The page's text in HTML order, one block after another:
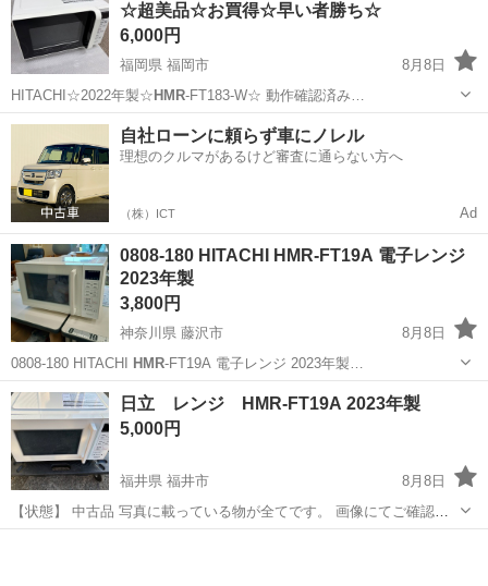
☆超美品☆お買得☆早い者勝ち☆
6,000円
福岡県 福岡市
8月8日
HITACHI☆2022年製☆ HMR -FT183-W☆ 動作確認済み…
福岡 福岡市 キッチン家電
自社ローンに頼らず車にノレル
理想のクルマがあるけど審査に通らない方へ
（株）ICT Ad
0808-180 HITACHI HMR-FT19A 電子レンジ
2023年製
3,800円
神奈川県 藤沢市
8月8日
0808-180 HITACHI HMR-FT19A 電子レンジ 2023年製…
神奈川 藤沢市 キッチン家電
日立 レンジ HMR-FT19A 2023年製
5,000円
福井県 福井市
8月8日
【状態】 中古品 写真に載っている物が全てです。 画像にてご確認く
ださい。 現状お渡しになります。 神経質な方はご遠慮ください。 検